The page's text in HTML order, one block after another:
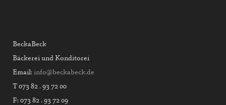
BeckaBeck
Bäckerei und Konditorei
Email: info@beckabeck.de
T 073 82 . 93 72 00
F: 073 82 . 93 72 09